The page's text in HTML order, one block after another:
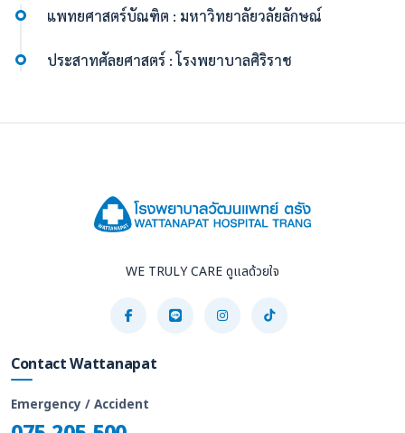
แพทยศาสตร์บัณฑิต : มหาวิทยาลัยวลัยลักษณ์
ประสาทศัลยศาสตร์ : โรงพยาบาลศิริราช
WE TRULY CARE ดูแลด้วยใจ
Contact Wattanapat
Emergency / Accident